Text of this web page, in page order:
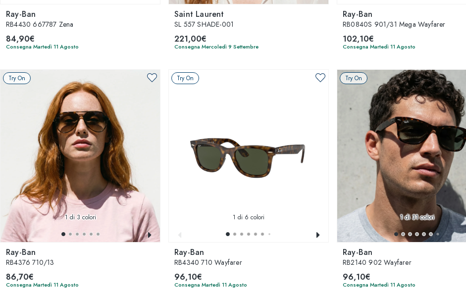
Ray-Ban
RB4430 667787 Zena
84,90€
Consegna Martedì 11 Agosto
Saint Laurent
SL 557 SHADE-001
221,00€
Consegna Mercoledì 9 Settembre
Ray-Ban
RB0840S 901/31 Mega Wayfarer
102,10€
Consegna Martedì 11 Agosto
Try On
1 di 3 colori
Ray-Ban
RB4376 710/13
86,70€
Consegna Martedì 11 Agosto
Try On
1 di 6 colori
Ray-Ban
RB4340 710 Wayfarer
96,10€
Consegna Martedì 11 Agosto
Try On
1di 31 colori
Ray-Ban
RB2140 902 Wayfarer
96,10€
Consegna Martedì 11 Agosto